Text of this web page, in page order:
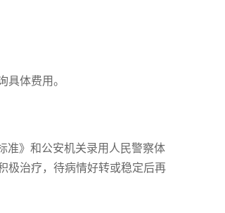
具体费用。
准》和公安机关录用人民警察体
极治疗，待病情好转或稳定后再